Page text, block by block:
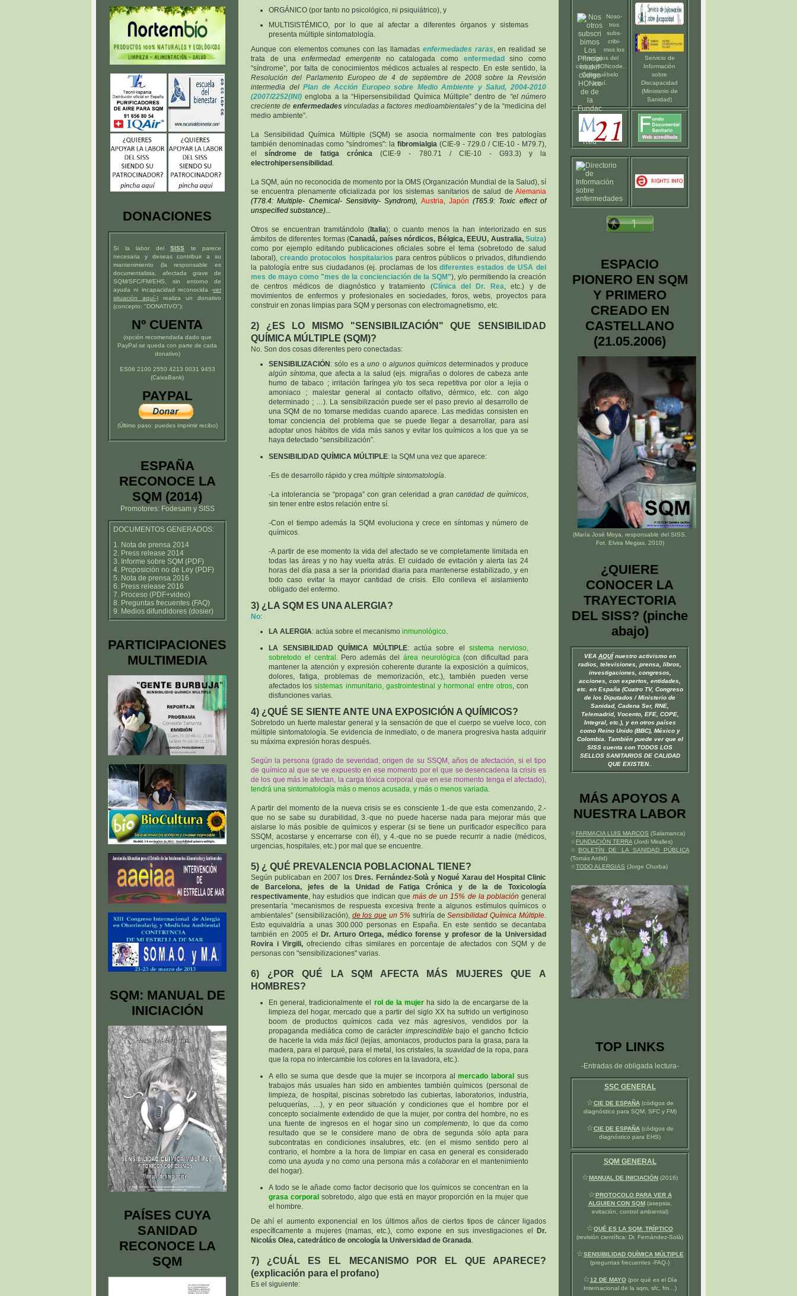
ORGÁNICO (por tanto no psicológico, ni psiquiátrico), y
MULTISISTÉMICO, por lo que al afectar a diferentes órganos y sistemas
presenta múltiple sintomatología.
Aunque con elementos comunes con las llamadas enfermedades raras, en realidad se
trata de unaenfermedad emergenteno catalogada como enfermedad
sino como
“síndrome”, por falta de conocimientos médicos actuales al respecto. En este sentido, la
Resolución del Parlamento Europeo de 4 de septiembre de 2008 sobre la Revisión
intermedia delPlan de Acción Europeo sobre Medio Ambiente y Salud, 2004-2010
(2007/2252(INI) engloba a la “Hipersensibilidad Química Múltiple” dentro de “el número
creciente de enfermedades vinculadas a factores medioambientales”y de la “medicina del
medio ambiente”.
La Sensibilidad Química Múltiple (SQM) se asocia normalmente con tres patologías
también denominadas como "síndromes": la fibromialgia (CIE-9 - 729.0 / CIE-10 - M79.7),
elsíndrome de fatiga crónica (CIE-9 - 780.71 / CIE-10 - G93.3) y la
electrohipersensibilidad .
La SQM, aún no reconocida de momento por la OMS (Organización Mundial de la Salud), sí
se encuentra plenamente oficializada por los sistemas sanitarios de salud de Alemania
(T78.4: Multiple- Chemical- Sensitivity- Syndrom), Austria, Japón(T65.9: Toxic effect of
unspecified substance)...
Otros se encuentran tramitándolo ( Italia); o cuanto menos la han interiorizado en sus
ámbitos de diferentes formas (Canadá, países nórdicos, Bélgica, EEUU, Australia, Suiza)
como por ejemplo editando publicaciones oficiales sobre el tema (sobretodo de salud
laboral),creando protocolos hospitalarios para centros públicos o privados, difundiendo
la patología entre sus ciudadanos (ej. proclamas de losdiferentes estados de USA del
mes de mayo como "mes de la concienciación de la SQM"), y/o permitiendo la creación
de centros médicos de diagnóstico y tratamiento (Clínica del Dr. Rea, etc.) y de
movimientos de enfermos y profesionales en sociedades, foros, webs, proyectos para
construir en zonas limpias para SQM y personas con electromagnetismo, etc.
2) ¿ES LO MISMO "SENSIBILIZACIÓN" QUE SENSIBILIDAD
QUÍMICA MÚLTIPLE (SQM)?
No. Son dos cosas diferentes pero conectadas:
SENSIBILIZACIÓN : sólo es auno oalgunos químicosdeterminados y produce
algún síntoma, que afecta a la salud (ejs. migrañas o dolores de cabeza ante
humo de tabaco ; irritación faríngea y/o tos seca repetitiva por olor a lejía o
amoniaco ; malestar general al contacto olfativo, dérmico, etc. con algo
determinado ; …). La sensibilización puede ser el paso previo al desarrollo de
una SQM de no tomarse medidas cuando aparece. Las medidas consisten en
tomar conciencia del problema que se puede llegar a desarrollar, para así
adoptar unos hábitos de vida más sanos y evitar los químicos a los que ya se
haya detectado “sensibilización”.
SENSIBILIDAD QUÍMICA MÚLTIPLE: la SQM una vez que aparece:
-Es de desarrollo rápido y crea múltiple sintomatología.
-La intolerancia se “propaga” con gran celeridad a gran cantidad de químicos,
sin tener entre estos relación entre sí.
-Con el tiempo además la SQM evoluciona y crece en síntomas y número de
químicos.
-A partir de ese momento la vida del afectado se ve completamente limitada en
todas las áreas y no hay vuelta atrás. El cuidado de evitación y alerta las 24
horas del día pasa a ser la prioridad diaria para mantenerse estabilizado, y en
todo caso evitar la mayor cantidad de crisis. Ello conlleva el aislamiento
obligado del enfermo.
3) ¿LA SQM ES UNA ALERGIA?
No:
LA ALERGIA: actúa sobre el mecanismo inmunológico.
LA SENSIBILIDAD QUÍMICA MÚLTIPLE: actúa sobre elsistema nervioso,
sobretodo el central.Pero además del área neurológica(con dificultad para
mantener la atención y expresión coherente durante la exposición a químicos,
dolores, fatiga, problemas de memorización, etc.), también pueden verse
afectados lossistemas inmunitario, gastrointestinal y hormonal entre otros, con
disfunciones varias.
4) ¿QUÉ SE SIENTE ANTE UNA EXPOSICIÓN A QUÍMICOS?
Sobretodo un fuerte malestar general y la sensación de que el cuerpo se vuelve loco, con
múltiple sintomatología. Se evidencia de inmediato, o de manera progresiva hasta adquirir
su máxima expresión horas después.
Según la persona (grado de severidad, origen de su SSQM, años de afectación, si el tipo
de químico al que se ve expuesto en ese momento por el que se desencadena la crisis es
de los que más le afectan, la carga tóxica corporal que en ese momento tenga el afectado),
tendrá una sintomatología más o menos acusada, y más o menos variada.
A partir del momento de la nueva crisis se es consciente 1.-de que esta comenzando, 2.-
que no se sabe su durabilidad, 3.-que no puede hacerse nada para mejorar más que
aislarse lo más posible de químicos y esperar (si se tiene un purificador específico para
SSQM, acostarse y encerrarse con él), y 4.-que no se puede recurrir a nadie (médicos,
urgencias, hospitales, etc.) por mal que se encuentre.
5) ¿ QUÉ PREVALENCIA POBLACIONAL TIENE?
Según publicaban en 2007 los Dres. Fernández-Solà y Nogué Xarau del Hospital Clinic
de Barcelona, jefes de la Unidad de Fatiga Crónica y de la de Toxicología
respectivamente, hay estudios que indican que más de un 15% de la población general
presentaría “mecanismos de respuesta excesiva frente a algunos estímulos químicos o
ambientales” (sensibilización), de los que un 5%sufriría deSensibilidad Química Múltiple.
Esto equivaldría a unas 300.000 personas en España. En este sentido se decantaba
también en 2005 el
Dr. Arturo Ortega, médico forense y profesor de la Universidad
Rovira i Virgili, ofreciendo cifras similares en porcentaje de afectados con SQM y de
personas con "sensibilizaciones" varias.
6) ¿POR QUÉ LA SQM AFECTA MÁS MUJERES QUE A
HOMBRES?
En general, tradicionalmente el rol de la mujer ha sido la de encargarse de la
limpieza del hogar, mercado que a partir del siglo XX ha sufrido un vertiginoso
boom de productos químicos cada vez más agresivos, vendidos por la
propaganda mediática como de carácter imprescindiblebajo el gancho ficticio
de hacerle la vida más fácil (lejías, amoniacos, productos para la grasa, para la
madera, para el parqué, para el metal, los cristales, la suavidadde la ropa, para
que la ropa no intercambie los colores en la lavadora, etc.).
A ello se suma que desde que la mujer se incorpora almercado laboral sus
trabajos más usuales han sido en ambientes también químicos (personal de
limpieza, de hospital, piscinas sobretodo las cubiertas, laboratorios, industria,
peluquerías, …), y en peor situación y condiciones que el hombre por el
concepto socialmente extendido de que la mujer, por contra del hombre, no es
una fuente de ingresos en el hogar sino uncomplemento, lo que da como
resultado que se le considere mano de obra de segunda sólo apta para
subcontratas en condiciones insalubres, etc. (en el mismo sentido pero al
contrario, el hombre a la hora de limpiar en casa en general es considerado
como una ayuday no como una persona más acolaboraren el mantenimiento
del hogar).
A todo se le añade como factor decisorio que los químicos se concentran en la
grasa corporal sobretodo, algo que está en mayor proporción en la mujer que
el hombre.
De ahí el aumento exponencial en los últimos años de ciertos tipos de cáncer ligados
específicamente a mujeres (mamas, etc.), como expone en sus investigaciones el
Dr.
Nicolás Olea, catedrático de oncología la Universidad de Granada.
7) ¿CUÁL ES EL MECANISMO POR EL QUE APARECE?
(explicación para el profano)
Es el siguiente:
DONACIONES
Si la labor del SISS te parece
necesaria y deseas contribuir a su
mantenimiento (la responsable es
documentalista, afectada grave de
SQM/SFC/FM/EHS, sin entorno de
ayuda ni incapacidad reconocida -ver
situación aquí-) realiza un donativo
(concepto: "DONATIVO"):
Nº CUENTA
(opción recomendada dado que
PayPal se queda con parte de cada
donativo)
ES06 2100 2550 4213 0031 9453
(CaixaBank)
PAYPAL
(Último paso: puedes imprimir recibo)
ESPAÑA
RECONOCE LA
SQM (2014)
Promotores: Fodesam y SISS
DOCUMENTOS GENERADOS:
1. Nota de prensa 2014
2. Press release 2014
3. Informe sobre SQM (PDF)
4. Proposición no de Ley (PDF)
5. Nota de prensa 2016
6. Press release 2016
7. Proceso (PDF+video)
8. Preguntas frecuentes (FAQ)
9. Medios difundidores (dosier)
PARTICIPACIONES
MULTIMEDIA
SQM: MANUAL DE
INICIACIÓN
PAÍSES CUYA
SANIDAD
RECONOCE LA
SQM
Noso-
tros
subs-
cribi-
mos los
Principios del
código HONcode
Compruébelo
aquí
Servicio de
Información
sobre
Discapacidad
(Ministerio de
Sanidad)
ESPACIO
PIONERO EN SQM
Y PRIMERO
CREADO EN
CASTELLANO
(21.05.2006)
(María José Moya, responsable del SISS
Fot. Elvira Megias. 2010)
¿QUIERE
CONOCER LA
TRAYECTORIA
DEL SISS? (pinche
abajo)
VEA AQUÍnuestro activismo en
radios, televisiones, prensa, libros,
investigaciones, congresos,
acciones, con expertos, entidades,
etc. en España (Cuatro TV, Congreso
de los Diputados / Ministerio de
Sanidad, Cadena Ser, RNE,
Telemadrid, Vocento, EFE, COPE,
Integral, etc.), y en otros países
como Reino Unido (BBC), México y
Colombia. También puede ver que el
SISS cuenta con TODOS LOS
SELLOS SANITARIOS DE CALIDAD
QUE EXISTEN.
MÁS APOYOS A
NUESTRA LABOR
☆FARMACIA LUIS MARCOS (Salamanca)
☆FUNDACIÓN TERRA (Jordi Miralles)
☆ BOLETÍN DE LA SANIDAD PÚBLICA
(Tomás Ardid)
☆TODO ALERGIAS (Jorge Churba)
TOP LINKS
-Entradas de obligada lectura-
SSC GENERAL
☆CIE DE ESPAÑA(códigos de
diagnóstico para SQM, SFC y FM)
☆CIE DE ESPAÑA(códigos de
diagnóstico para EHS)
SQM GENERAL
☆MANUAL DE INICIACIÓN (2016)
☆PROTOCOLO PARA VER A
ALGUIEN CON SQM(asepsia,
evitación, control ambiental)
☆QUÉ ES LA SQM: TRÍPTICO
(revisión científica: Dr. Fernández-Solà)
☆SENSIBILIDAD QUÍMICA MÚLTIPLE
(preguntas frecuentes -FAQ-)
☆12 DE MAYO(por qué es el Día
Internacional de la sqm, sfc, fm…)